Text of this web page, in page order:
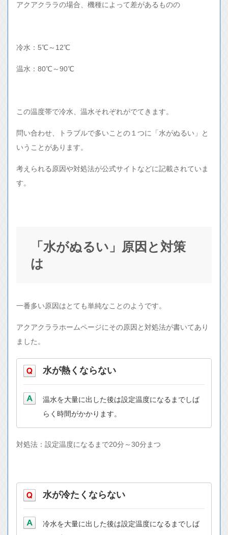
アクアクララの場合、機種によって差があるものの
冷水：5℃～12℃
温水：80℃～90℃
この温度帯で冷水、温水それぞれがでてきます。
問い合わせ、トラブルで多いことの１つに「水がぬるい」と
いうことがあります。
考えられる原因や対処法が公式サイトなどに記載されていま
す。
「水がぬるい」原因と対策
は
一番多い原因はとても単純なことのようです。
アクアクララホームページにその原因と対処法が書いてあり
ました。
水が熱くならない
温水を大量に出した後は設定温度になるまでしば
らく時間がかかります。
対処法：設定温度になるまで20分～30分まつ
水が冷たくならない
冷水を大量に出した後は設定温度になるまでしば